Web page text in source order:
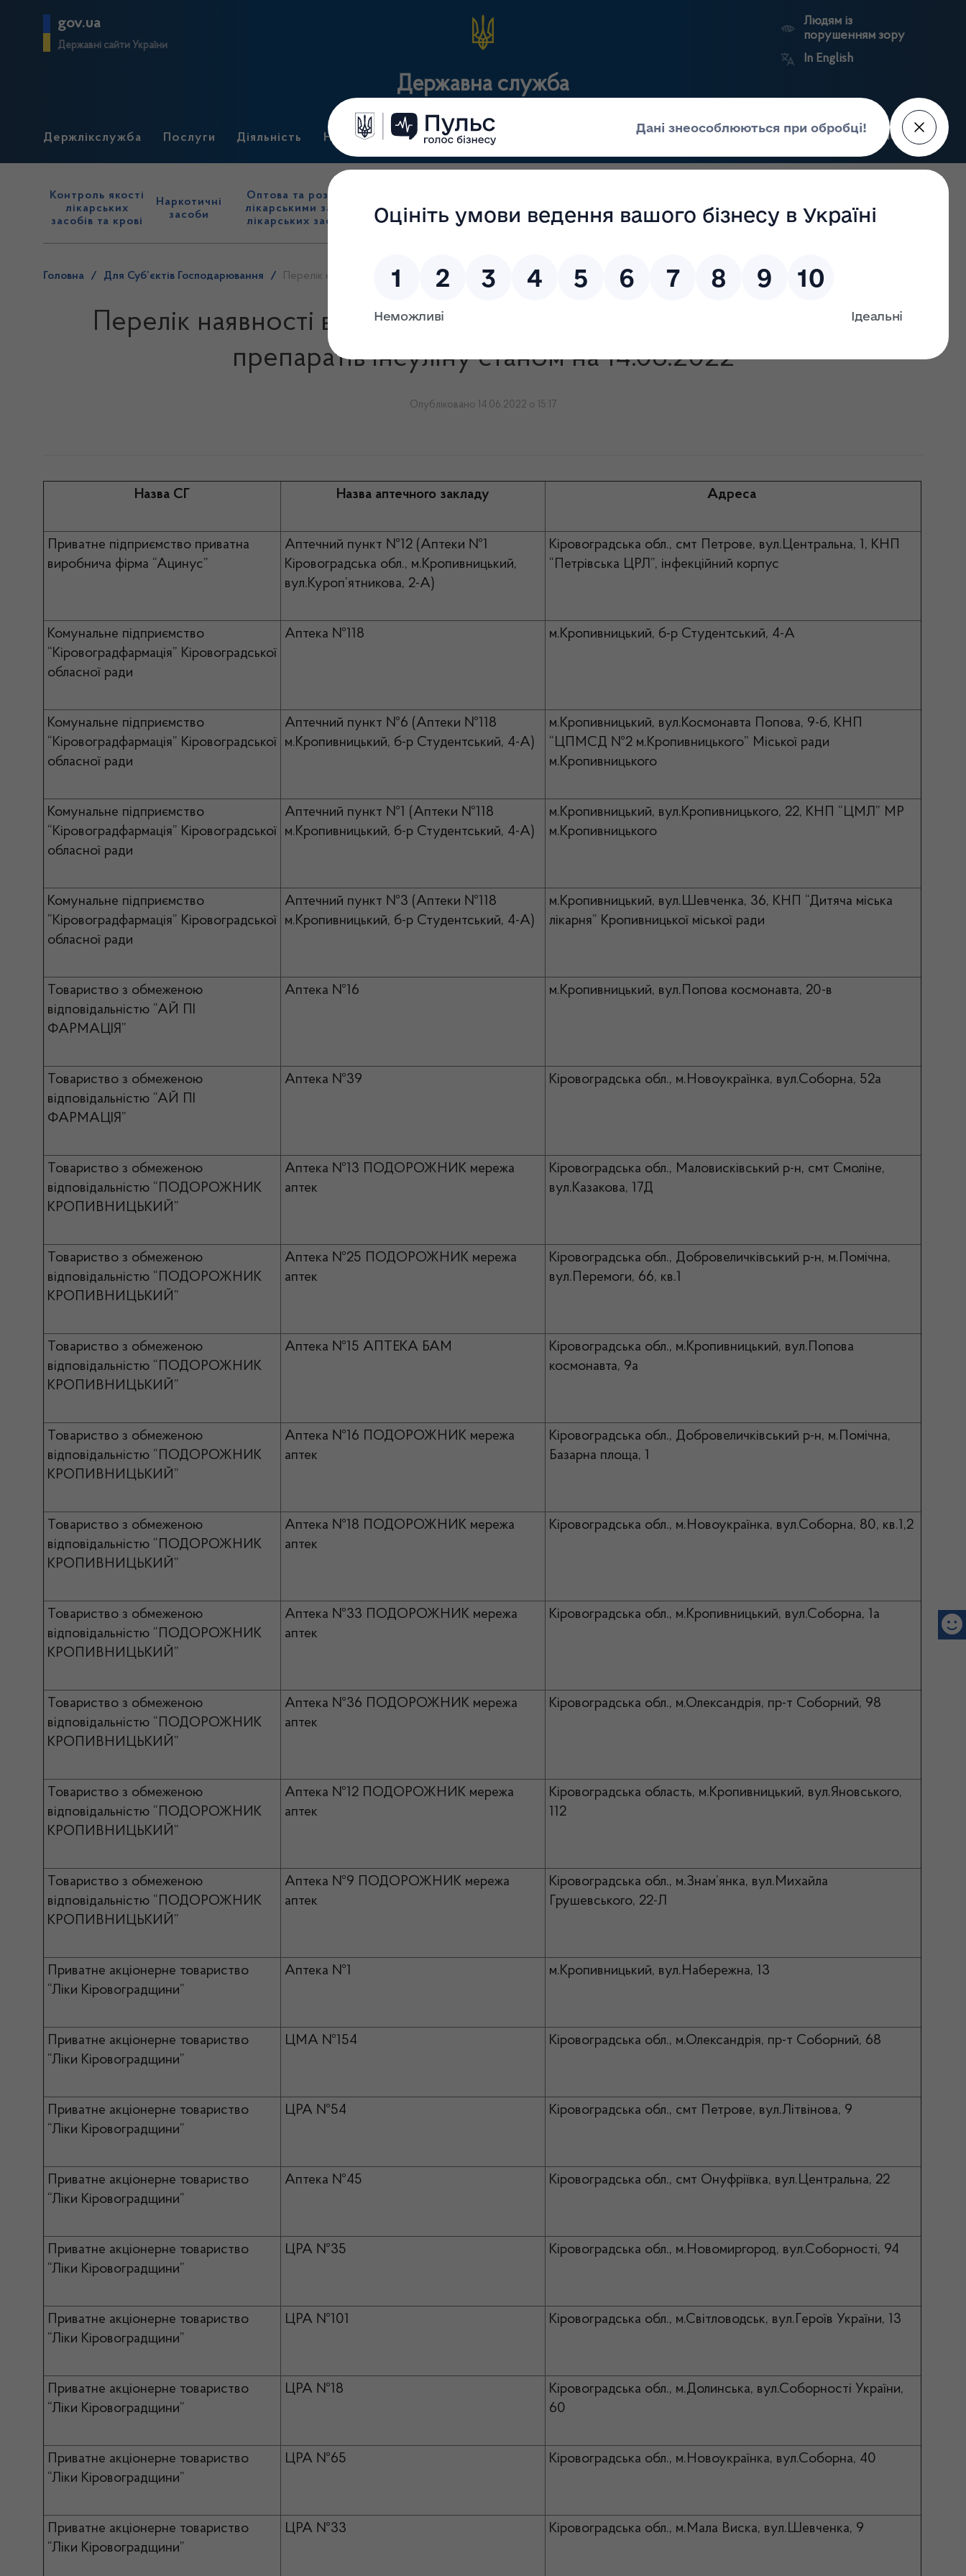
gov.ua
Державні сайти України
Державна служба
Людям із
порушенням зору
In English
Держлікслужба Послуги Діяльність Нормативні документи Для громадськості Прес-центр Пошук
Контроль якості
лікарських
засобів та крові
Наркотичні
засоби
Оптова та роздрібна торгівля
лікарськими засобами, імпорт
лікарських засобів (крім АФІ)
нагляд
(контроль)
засобів, крові та
сертифікація
нагляд
реєстри
портал
Держлікслужби
Головна / Для Суб’єктів Господарювання / Перелік наявності в аптечних закладах Кіровоградської області препаратів інсуліну станом на 14.06.2022
Перелік наявності в аптечних закладах Кіровоградської області
препаратів інсуліну станом на 14.06.2022
Опубліковано 14.06.2022 о 15:17
Назва СГ Назва аптечного закладу Адреса
Приватне підприємство приватна
виробнича фірма “Ацинус”
Аптечний пункт №12 (Аптеки №1
Кіровоградська обл., м.Кропивницький,
вул.Куроп’ятникова, 2-А)
Кіровоградська обл., смт Петрове, вул.Центральна, 1, КНП
“Петрівська ЦРЛ”, інфекційний корпус
Комунальне підприємство
“Кіровоградфармація” Кіровоградської
обласної ради
Аптека №118 м.Кропивницький, б-р Студентський, 4-А
Комунальне підприємство
“Кіровоградфармація” Кіровоградської
обласної ради
Аптечний пункт №6 (Аптеки №118
м.Кропивницький, б-р Студентський, 4-А)
м.Кропивницький, вул.Космонавта Попова, 9-б, КНП
“ЦПМСД №2 м.Кропивницького” Міської ради
м.Кропивницького
Комунальне підприємство
“Кіровоградфармація” Кіровоградської
обласної ради
Аптечний пункт №1 (Аптеки №118
м.Кропивницький, б-р Студентський, 4-А)
м.Кропивницький, вул.Кропивницького, 22, КНП “ЦМЛ” МР
м.Кропивницького
Комунальне підприємство
“Кіровоградфармація” Кіровоградської
обласної ради
Аптечний пункт №3 (Аптеки №118
м.Кропивницький, б-р Студентський, 4-А)
м.Кропивницький, вул.Шевченка, 36, КНП “Дитяча міська
лікарня” Кропивницької міської ради
Товариство з обмеженою
відповідальністю “АЙ ПІ
ФАРМАЦІЯ”
Аптека №16 м.Кропивницький, вул.Попова космонавта, 20-в
Товариство з обмеженою
відповідальністю “АЙ ПІ
ФАРМАЦІЯ”
Аптека №39 Кіровоградська обл., м.Новоукраїнка, вул.Соборна, 52а
Товариство з обмеженою
відповідальністю “ПОДОРОЖНИК
КРОПИВНИЦЬКИЙ”
Аптека №13 ПОДОРОЖНИК мережа
аптек
Кіровоградська обл., Маловисківський р-н, смт Смоліне,
вул.Казакова, 17Д
Товариство з обмеженою
відповідальністю “ПОДОРОЖНИК
КРОПИВНИЦЬКИЙ”
Аптека №25 ПОДОРОЖНИК мережа
аптек
Кіровоградська обл., Добровеличківський р-н, м.Помічна,
вул.Перемоги, 66, кв.1
Товариство з обмеженою
відповідальністю “ПОДОРОЖНИК
КРОПИВНИЦЬКИЙ”
Аптека №15 АПТЕКА БАМ
Кіровоградська обл., м.Кропивницький, вул.Попова
космонавта, 9а
Товариство з обмеженою
відповідальністю “ПОДОРОЖНИК
КРОПИВНИЦЬКИЙ”
Аптека №16 ПОДОРОЖНИК мережа
аптек
Кіровоградська обл., Добровеличківський р-н, м.Помічна,
Базарна площа, 1
Товариство з обмеженою
відповідальністю “ПОДОРОЖНИК
КРОПИВНИЦЬКИЙ”
Аптека №18 ПОДОРОЖНИК мережа
аптек
Кіровоградська обл., м.Новоукраїнка, вул.Соборна, 80, кв.1,2
Товариство з обмеженою
відповідальністю “ПОДОРОЖНИК
КРОПИВНИЦЬКИЙ”
Аптека №33 ПОДОРОЖНИК мережа
аптек
Кіровоградська обл., м.Кропивницький, вул.Соборна, 1а
Товариство з обмеженою
відповідальністю “ПОДОРОЖНИК
КРОПИВНИЦЬКИЙ”
Аптека №36 ПОДОРОЖНИК мережа
аптек
Кіровоградська обл., м.Олександрія, пр-т Соборний, 98
Товариство з обмеженою
відповідальністю “ПОДОРОЖНИК
КРОПИВНИЦЬКИЙ”
Аптека №12 ПОДОРОЖНИК мережа
аптек
Кіровоградська область, м.Кропивницький, вул.Яновського,
112
Товариство з обмеженою
відповідальністю “ПОДОРОЖНИК
КРОПИВНИЦЬКИЙ”
Аптека №9 ПОДОРОЖНИК мережа
аптек
Кіровоградська обл., м.Знам’янка, вул.Михайла
Грушевського, 22-Л
Приватне акціонерне товариство
“Ліки Кіровоградщини”
Аптека №1 м.Кропивницький, вул.Набережна, 13
Приватне акціонерне товариство
“Ліки Кіровоградщини”
ЦМА №154 Кіровоградська обл., м.Олександрія, пр-т Соборний, 68
Приватне акціонерне товариство
“Ліки Кіровоградщини”
ЦРА №54 Кіровоградська обл., смт Петрове, вул.Літвінова, 9
Приватне акціонерне товариство
“Ліки Кіровоградщини”
Аптека №45 Кіровоградська обл., смт Онуфріївка, вул.Центральна, 22
Приватне акціонерне товариство
“Ліки Кіровоградщини”
ЦРА №35 Кіровоградська обл., м.Новомиргород, вул.Соборності, 94
Приватне акціонерне товариство
“Ліки Кіровоградщини”
ЦРА №101 Кіровоградська обл., м.Світловодськ, вул.Героїв України, 13
Приватне акціонерне товариство
“Ліки Кіровоградщини”
ЦРА №18
Кіровоградська обл., м.Долинська, вул.Соборності України,
60
Приватне акціонерне товариство
“Ліки Кіровоградщини”
ЦРА №65 Кіровоградська обл., м.Новоукраїнка, вул.Соборна, 40
Приватне акціонерне товариство
“Ліки Кіровоградщини”
ЦРА №33 Кіровоградська обл., м.Мала Виска, вул.Шевченка, 9